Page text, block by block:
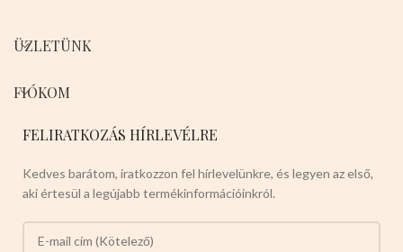
ÜZLETÜNK
FIÓKOM
FELIRATKOZÁS HÍRLEVÉLRE
Kedves barátom, iratkozzon fel hírlevelünkre, és legyen az első,
aki értesül a legújabb termékinformációinkról.